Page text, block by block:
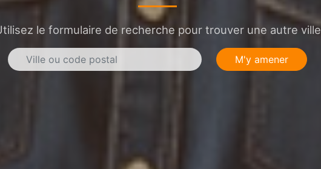
le formulaire de recherche pour trouver une autre ville
M'y amener